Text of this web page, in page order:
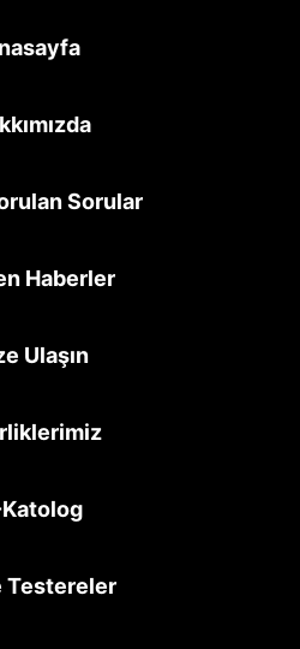
Sorular
Haberler
Ulaşın
Testereler